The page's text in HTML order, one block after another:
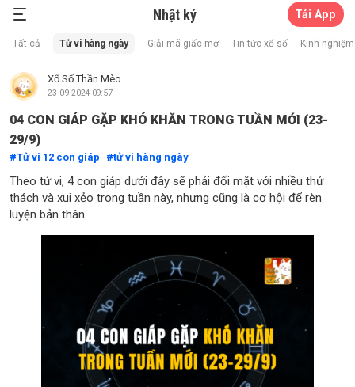
Nhật ký Tải App
Tất cả Tử vi hàng ngày Giải mã giấc mơ Tin tức xổ số Kinh
Xổ Số Thần Mèo
23-09-2024 09:57
04 CON GIÁP GẶP KHÓ KHĂN TRONG TUẦN MỚI (23-
29/9)
Tử vi 12 con giáp tử vi hàng ngày
Theo tử vi, 4 con giáp dưới đây sẽ phải đối mặt với nhiều thử
thách và xui xẻo trong tuần này, nhưng cũng là cơ hội để rèn
luyện bản thân.